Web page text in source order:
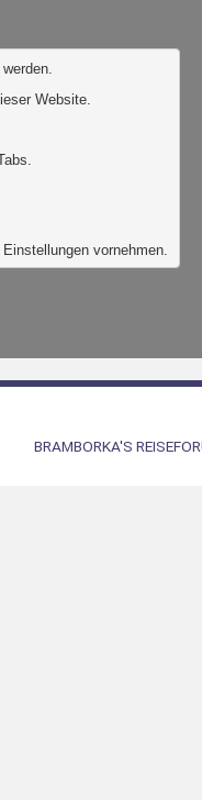
Website.
vornehmen.
BRAMBORKA'S